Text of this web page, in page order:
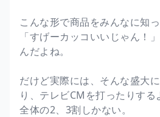
こんな形で商品をみんなに知
「すげーカッコいいじゃん！
んだよね。
だけど実際には、そんな盛大
り、テレビCMを打ったりす
全体の2、3割しかない。